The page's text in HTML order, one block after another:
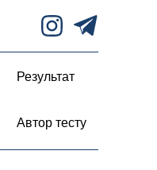
Автор тесту
Результат